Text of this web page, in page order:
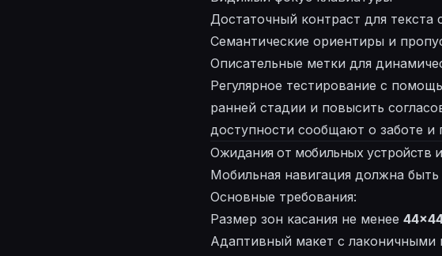
Достаточный контраст для текста
Семантические ориентиры и
Описательные метки для
Регулярное тестирование с
ранней стадии и повысить
доступности сообщают о заботе и
Ожидания от мобильных устройств
Мобильная навигация должна
Основные требования:
Размер зон касания не менее
Адаптивный макет с лаконичными